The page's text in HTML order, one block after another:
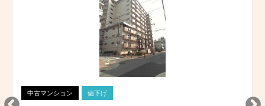
中古マンション 値下げ